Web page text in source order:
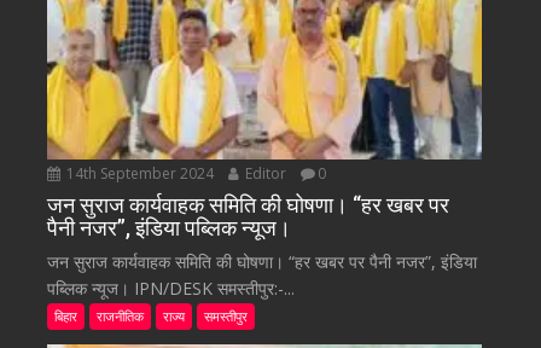
14th September 2024 Editor 0
जन सुराज कार्यवाहक समिति की घोषणा। “हर खबर पर
पैनी नजर”, इंडिया पब्लिक न्यूज।
जन सुराज कार्यवाहक समिति की घोषणा। “हर खबर पर पैनी नजर”, इंडिया
पब्लिक न्यूज। IPN/DESK समस्तीपुर:-...
बिहार राजनीतिक राज्य समस्तीपुर